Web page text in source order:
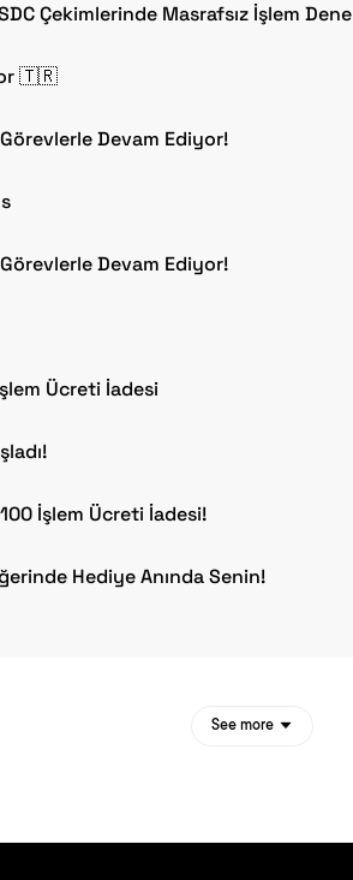
Çekimlerinde Masrafsız İşlem
🇹🇷
Devam Ediyor!
Devam Ediyor!
Ücreti İadesi
İşlem Ücreti İadesi!
Hediye Anında Senin!
See more